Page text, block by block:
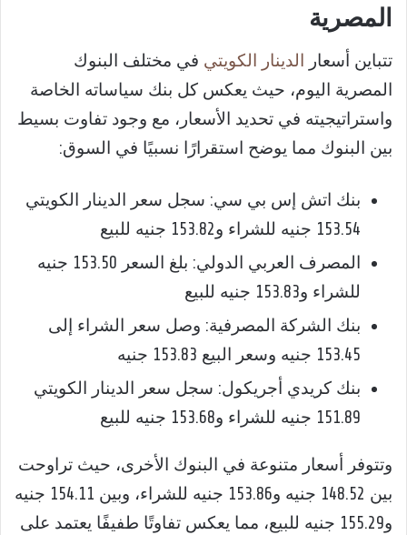
المصرية
تتباين أسعار الدينار الكويتي في مختلف البنوك
المصرية اليوم، حيث يعكس كل بنك سياساته الخاصة
واستراتيجيته في تحديد الأسعار، مع وجود تفاوت بسيط
بين البنوك مما يوضح استقرارًا نسبيًا في السوق:
بنك اتش إس بي سي: سجل سعر الدينار الكويتي
153.54 جنيه للشراء و153.82 جنيه للبيع
المصرف العربي الدولي: بلغ السعر 153.50 جنيه
للشراء و153.83 جنيه للبيع
بنك الشركة المصرفية: وصل سعر الشراء إلى
153.45 جنيه وسعر البيع 153.83 جنيه
بنك كريدي أجريكول: سجل سعر الدينار الكويتي
151.89 جنيه للشراء و153.68 جنيه للبيع
وتتوفر أسعار متنوعة في البنوك الأخرى، حيث تراوحت
بين 148.52 جنيه و153.86 جنيه للشراء، وبين 154.11 جنيه
و155.29 جنيه للبيع، مما يعكس تفاوتًا طفيفًا يعتمد على